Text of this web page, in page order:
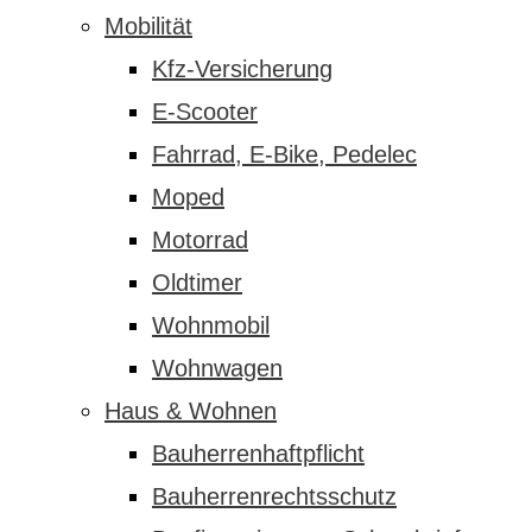
Mobilität
Kfz-Versicherung
E-Scooter
Fahrrad, E-Bike, Pedelec
Moped
Motorrad
Oldtimer
Wohnmobil
Wohnwagen
Haus & Wohnen
Bauherrenhaftpflicht
Bauherrenrechtsschutz